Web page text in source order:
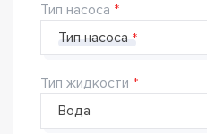
Тип насоса
Тип насоса
Тип жидкости